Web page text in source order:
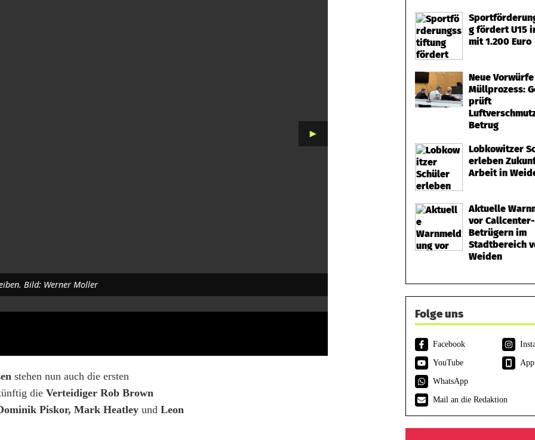
Bild: Werner Moller
►
stehen nun auch die ersten
die Verteidiger Rob Brown
Piskor, Mark Heatley und Leon
g fördert U15
mit 1.200 Euro
Neue
Müllprozess:
prüft
Betrug
Lobkowitzer
erleben
Arbeit in
Aktuelle
vor Callcenter-
Betrügern im
Stadtbereich
Weiden
Folge uns
Facebook
YouTube
App
WhatsApp
Mail an die Redaktion